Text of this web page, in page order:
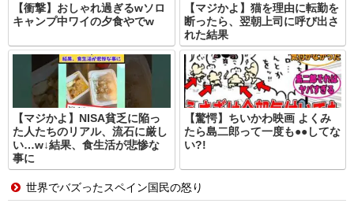
【衝撃】おしゃれ過ぎるwソロ
キャンプ中ワイの夕食やでw
【マジかよ】猫を理由に転勤を
断ったら、翌朝上司に呼び出さ
れた結果
【マジかよ】NISA貧乏に陥っ
た人たちのリアル、流石に厳し
い…w↓結果、食生活が悲惨な
事に
【驚愕】ちいかわ映画 よくみ
たら島二郎って一度も●●してな
い?!
世界でバズったスペイン国民の怒り